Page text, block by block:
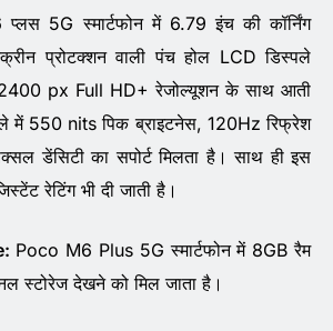
प्लस 5G स्मार्टफोन में 6.79 इंच की कॉर्निंग
प्रोटक्शन वाली पंच होल LCD डिस्पले
px Full HD+ रेजोल्यूशन के साथ आती
में 550 nits पिक ब्राइटनेस, 120Hz रिफ्रेश
डेंसिटी का सपोर्ट मिलता है। साथ ही इस
रेटिंग भी दी जाती है।
Poco M6 Plus 5G स्मार्टफोन में 8GB रैम
स्टोरेज देखने को मिल जाता है।